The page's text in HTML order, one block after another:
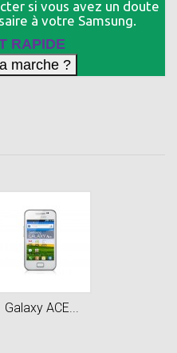
si vous avez un doute
à votre Samsung.
RAPIDE
Galaxy ACE...